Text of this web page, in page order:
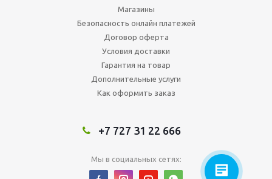
Магазины
Безопасность онлайн платежей
Договор оферта
Условия доставки
Гарантия на товар
Дополнительные услуги
Как оформить заказ
+7 727 31 22 666
Мы в социальных сетях: